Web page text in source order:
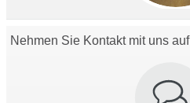
Nehmen Sie Kontakt mit uns auf